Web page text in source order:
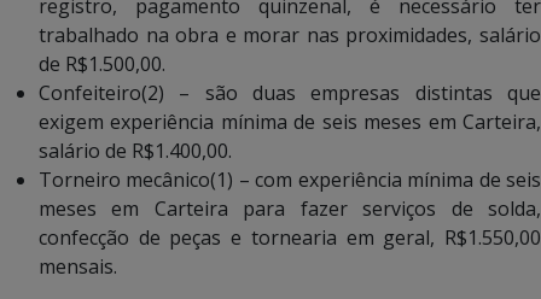
registro, pagamento quinzenal, é necessário ter
trabalhado na obra e morar nas proximidades, salário
de R$1.500,00.
Confeiteiro(2) – são duas empresas distintas que
exigem experiência mínima de seis meses em Carteira,
salário de R$1.400,00.
Torneiro mecânico(1) – com experiência mínima de seis
meses em Carteira para fazer serviços de solda,
confecção de peças e tornearia em geral, R$1.550,00
mensais.